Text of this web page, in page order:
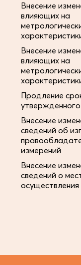
Внесение
влияющих на
Внесение
влияющих на
Продление
Внесение
сведений об
измерений
Внесение
сведений о